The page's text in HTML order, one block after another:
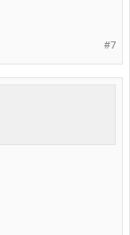
#7